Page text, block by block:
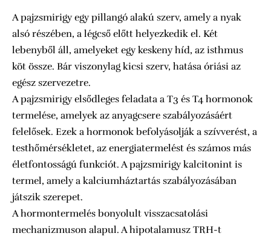
A pajzsmirigy egy pillangó alakú szerv, amely a nyak
alsó részében, a légcső előtt helyezkedik el. Két
lebenyből áll, amelyeket egy keskeny híd, az isthmus
köt össze. Bár viszonylag kicsi szerv, hatása óriási az
egész szervezetre.
A pajzsmirigy elsődleges feladata a T3 és T4 hormonok
termelése, amelyek az anyagcsere szabályozásáért
felelősek. Ezek a hormonok befolyásolják a szívverést, a
testhőmérsékletet, az energiatermelést és számos más
életfontosságú funkciót. A pajzsmirigy kalcitonint is
termel, amely a kalciumháztartás szabályozásában
játszik szerepet.
A hormontermelés bonyolult visszacsatolási
mechanizmuson alapul. A hipotalamusz TRH-t